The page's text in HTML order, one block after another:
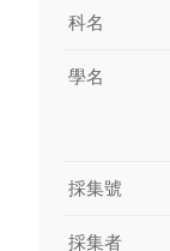
科名
學名
採集號
採集者